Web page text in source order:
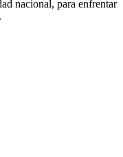
nacional, para enfrentar